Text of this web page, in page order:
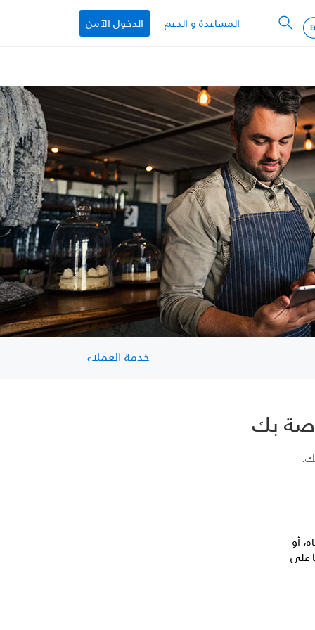
المساعدة و الدعم الدخول الآمن
خدمة العملاء
بك
أو
على